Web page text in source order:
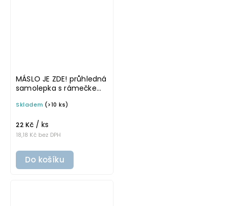
MÁSLO JE ZDE! průhledná
samolepka s rámečkem,
4 cm na boxy, šuplíky a
Skladem (>10 ks)
18,18 Kč bez DPH
22 Kč / ks
Do košíku